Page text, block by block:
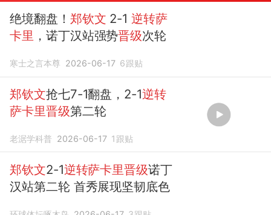
绝境翻盘！ 郑钦文 2-1 逆转萨
卡里 ，诺丁汉站强势晋级次轮
寒士之言本尊 2026-06-17 6跟贴
郑钦文抢七7-1翻盘，2-1逆转
萨卡里晋级第二轮
老涺学科普 2026-06-17 1 跟贴
郑钦文2-1逆转萨卡里晋级诺丁
汉站第二轮 首秀展现坚韧底色